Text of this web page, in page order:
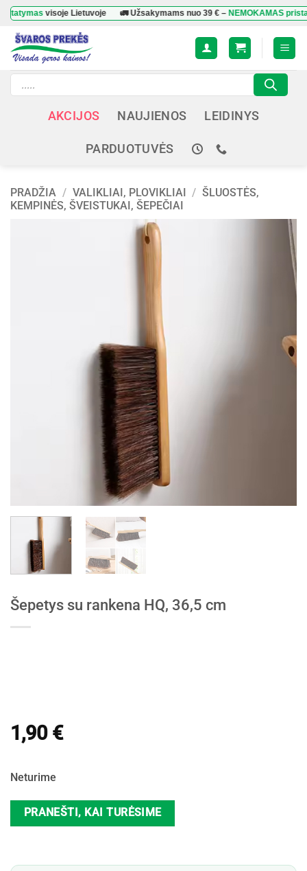
Skip
content
visoje Lietuvoje 🚛 Užsakymams nuo39 €–NEMOKAMAS
Products
search
AKCIJOS NAUJIENOS LEIDINYS
PARDUOTUVĖS
PRADŽIA / VALIKLIAI, PLOVIKLIAI / ŠLUOSTĖS,
KEMPINĖS, ŠVEISTUKAI, ŠEPEČIAI
Šepetys su rankena HQ, 36,5 cm
1,90 €
Neturime
PRANEŠTI, KAI TURĖSIME